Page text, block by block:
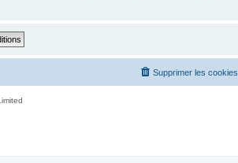
Supprimer les cookies